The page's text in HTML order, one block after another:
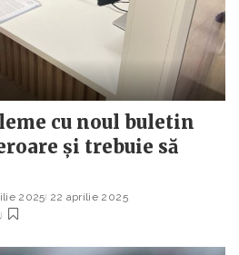
cu noul buletin
și trebuie să
2025 22 aprilie 2025